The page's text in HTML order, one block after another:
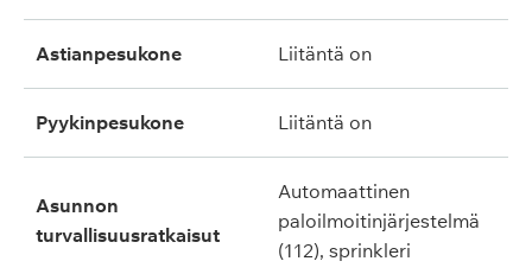
astianpesukone liitäntä on
pyykinpesukone liitäntä on
asunnon
turvallisuusratkaisut
automaattinen
paloilmoitinjärjestelmä
(112), sprinkleri